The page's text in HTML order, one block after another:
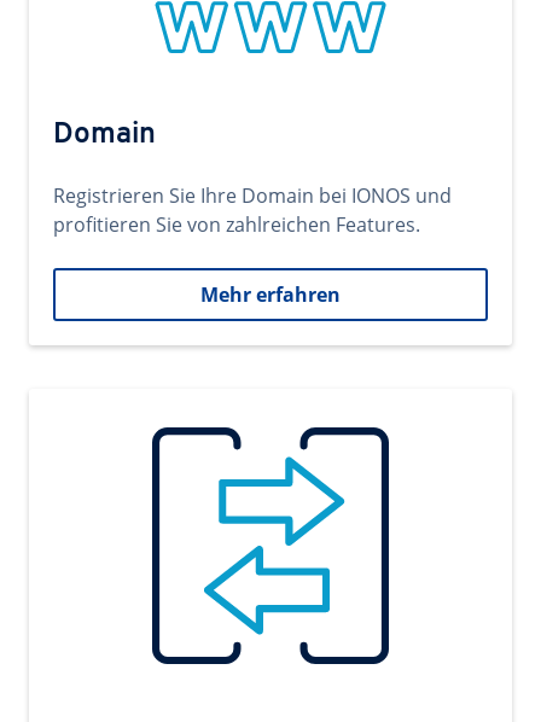
Domain
Registrieren Sie Ihre Domain bei IONOS und
profitieren Sie von zahlreichen Features.
Mehr erfahren